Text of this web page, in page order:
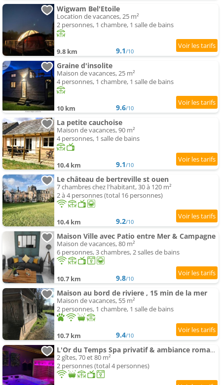
Wigwam Bel'Etoile
Location de vacances, 25 m²
2 personnes, 1 chambre, 1 salle de bains
9.8 km 9.1/10
Graine d'insolite
Maison de vacances, 25 m²
4 personnes, 1 chambre, 1 salle de bains
10 km 9.6/10
La petite cauchoise
Maison de vacances, 90 m²
4 personnes, 1 salle de bains
10.4 km 9.1/10
Le château de bertreville st ouen
7 chambres chez l'habitant, 30 à 120 m²
2 à 4 personnes (total 16 personnes)
10.4 km 9.2/10
Maison Ville avec Patio entre Mer & Campagne
Maison de vacances, 80 m²
6 personnes, 3 chambres, 2 salles de bains
10.7 km 9.8/10
Maison au bord de riviere , 15 min de la mer
Maison de vacances, 55 m²
2 personnes, 1 chambre, 1 salle de bains
10.7 km 9.4/10
L'Or du Temps Spa privatif & ambiance romantique
2 gîtes, 70 et 80 m²
2 personnes (total 4 personnes)